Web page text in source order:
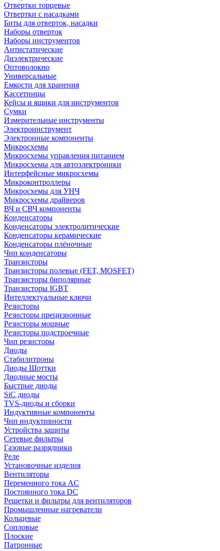
Отвертки торцевые
Отвертки с насадками
Биты для отверток, насадки
Наборы отверток
Наборы инструментов
Антистатические
Диэлектрические
Оптоволокно
Универсальные
Емкости для хранения
Кассетницы
Кейсы и ящики для инструментов
Сумки
Измерительные инструменты
Электроинструмент
Электронные компоненты
Микросхемы
Микросхемы управления питанием
Микросхемы для автоэлектроники
Интерфейсные микросхемы
Микроконтроллеры
Микросхемы для УНЧ
Микросхемы драйверов
ВЧ и СВЧ компоненты
Конденсаторы
Конденсаторы электролитические
Конденсаторы керамические
Конденсаторы плёночные
Чип конденсаторы
Транзисторы
Транзисторы полевые (FET, MOSFET)
Транзисторы биполярные
Транзисторы IGBT
Интеллектуальные ключи
Резисторы
Резисторы прецизионные
Резисторы мощные
Резисторы подстроечные
Чип резисторы
Диоды
Стабилитроны
Диоды Шоттки
Диодные мосты
Быстрые диоды
SiC диоды
TVS-диоды и сборки
Индуктивные компоненты
Чип индуктивности
Устройства защиты
Сетевые фильтры
Газовые разрядники
Реле
Установочные изделия
Вентиляторы
Переменного тока AC
Постоянного тока DC
Решетки и фильтры для вентиляторов
Промышленные нагреватели
Кольцевые
Сопловые
Плоские
Патронные